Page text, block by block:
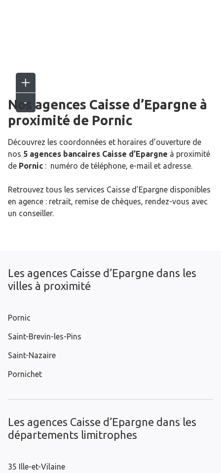
Nos agences Caisse d’Epargne à
proximité de Pornic
Découvrez les coordonnées et horaires d’ouverture de
nos 5 agences bancaires Caisse d’Epargne à proximité
de Pornic : numéro de téléphone, e-mail et adresse.
Retrouvez tous les services Caisse d’Epargne disponibles
en agence : retrait, remise de chèques, rendez-vous avec
un conseiller.
Les agences Caisse d’Epargne dans les
villes à proximité
Pornic
Saint-Brevin-les-Pins
Saint-Nazaire
Pornichet
Les agences Caisse d’Epargne dans les
départements limitrophes
35 Ille-et-Vilaine